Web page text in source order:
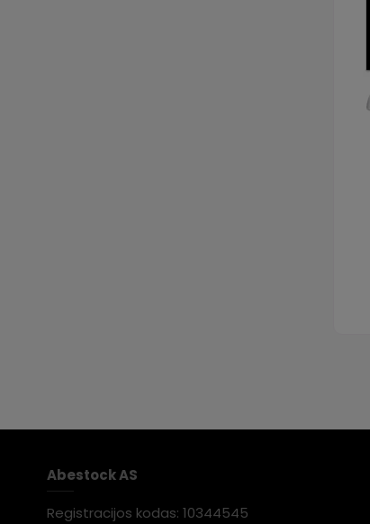
Abestock AS
Registracijos kodas: 10344545